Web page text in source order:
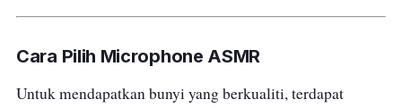
bateriextrake mana-mana sahaja.
Cara Pilih Microphone ASMR
Untuk mendapatkan bunyi yang berkualiti, terdapat